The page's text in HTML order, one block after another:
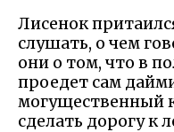
Лисенок
слушать, о чем
они о том, что в
проедет сам
могущественный
сделать дорогу к